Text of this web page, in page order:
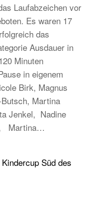
Laufabzeichen vor
Es waren 17
das
Ausdauer in
Minuten
in eigenem
Birk, Magnus
Martina
Jenkel, Nadine
Martina…
Laufabzeichen
Süd des